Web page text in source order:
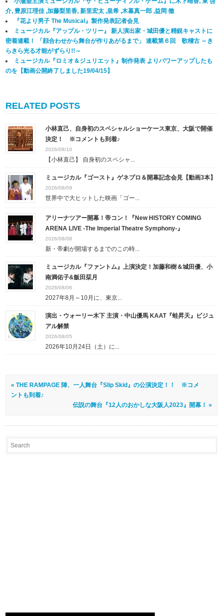
介, 豊原江理佳 ,加藤梨里香, 新里宏太 ,皇希 ,木暮真一郎 ,益岡 徹
『花より男子 The Musical』製作発表記者会見
ミュージカル『アップル・ツリー』 新人演出家・城田優と精鋭キャストに
密着連載！ 「顔合わせから舞台が作りあがるまで」 連載第６回 歌稽古 ～き
らきら光る才能がずらり!!～
ミュージカル『ロミオ＆ジュリエット』制作発表 よりパワーアップしたも
のを【動画公開終了しました19/04/15】
RELATED POSTS
小林直己、自身初のスペシャルショーケース東京、大阪で開催
決定！ ※コメントも到着♪
2026/08/10
【小林直己】 自身初のスペシャ...
ミュージカル『ゴースト』ゲネプロ＆開幕記念会見【動画3本】
2026/08/09
世界中で大ヒットした映画「ゴー...
アリーナツアー開幕！帝コン！『New HISTORY COMING
ARENA LIVE -The Imperial Theatre Symphony-』
2026/08/08
新・帝劇が開場するまでのこの時...
ミュージカル『ファントム』上演決定！加藤和樹＆城田優、小
南満佑子&飯田栞月
2026/08/06
2027年8月～10月に、東京...
演出・ウォーリー木下 主演・中山優馬 KAAT『蛙昇天』ビジュ
アル解禁
2026/08/05
2026年10月24日（土）に...
« THE RAMPAGE 陣、一人舞台『Slip Skid』の公演決定！！ ※コメ
ントも到着♪
伝説の舞台『12人のおかしな大阪人2023』開幕！ »